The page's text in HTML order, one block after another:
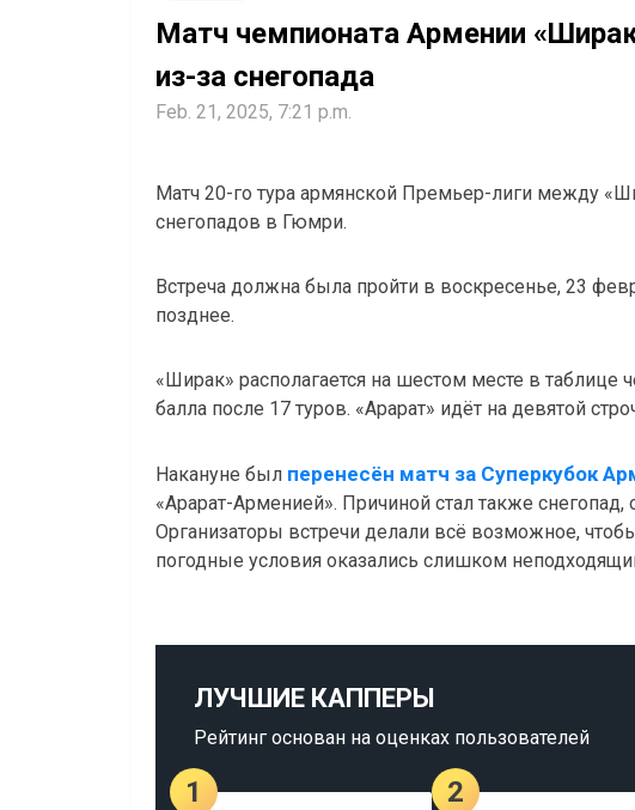
Матч чемпионата Армении
из-за снегопада
Feb. 21, 2025, 7:21 p.m.
Матч 20-го тура армянской Премьер-лиги между
снегопадов в Гюмри.
Встреча должна была пройти в воскресенье, 23
позднее.
«Ширак» располагается на шестом месте в таблице
балла после 17 туров. «Арарат» идёт на девятой
Накануне был перенесён матч за Суперкубок
«Арарат-Арменией». Причиной стал также
Организаторы встречи делали всё возможное,
погодные условия оказались слишком
ЛУЧШИЕ КАППЕРЫ
Рейтинг основан на оценках пользователей
1 2